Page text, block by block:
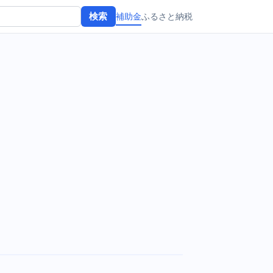
検索 補助金ふるさと納税